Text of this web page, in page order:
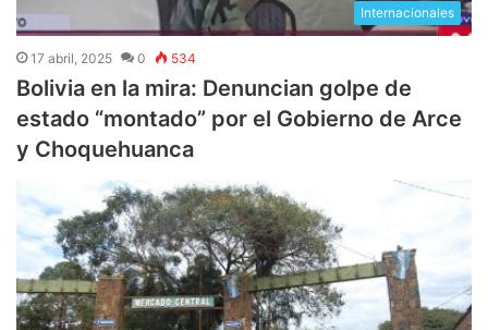
Internacionales
17 abril, 2025 0 534
Bolivia en la mira: Denuncian golpe de
estado “montado” por el Gobierno de Arce
y Choquehuanca